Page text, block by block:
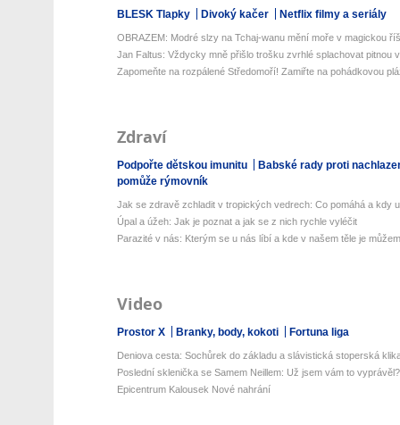
BLESK Tlapky Divoký kačer Netflix filmy a seriály
OBRAZEM: Modré slzy na Tchaj-wanu mění moře v magickou
Jan Faltus: Vždycky mně přišlo trošku zvrhlé splachovat pitnou
Zapomeňte na rozpálené Středomoří! Zamiřte na pohádkovou
Zdraví
Podpořte dětskou imunitu
Babské rady proti
pomůže rýmovník
Jak se zdravě zchladit v tropických vedrech: Co pomáhá a kdy
Úpal a úžeh: Jak je poznat a jak se z nich rychle vyléčit
Parazité v nás: Kterým se u nás líbí a kde v našem těle je
Video
Prostor X Branky, body, kokoti Fortuna liga
Deniova cesta: Sochůrek do základu a slávistická stoperská
Poslední sklenička se Samem Neillem: Už jsem vám to vyprávěl?
Epicentrum Kalousek Nové nahrání